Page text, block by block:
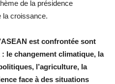
de la présidence
la croissance.
est confrontée sont
le changement climatique, la
l’agriculture, la
face à des situations